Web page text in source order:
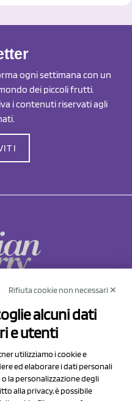
ogni settimana con un
dei piccoli frutti.
i contenuti riservati agli
Vignola 315/1
(MO)
Rifiuta cookie non necessari ✕
alcuni dati
e utenti
utilizziamo i cookie e
ed elaborare i dati personali
o la personalizzazione degli
alla privacy, è possibile